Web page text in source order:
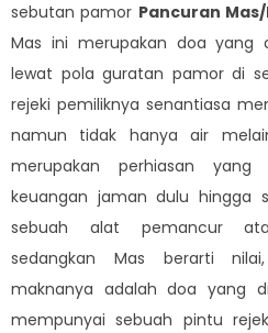
sebutan pamor Pancuran
Mas ini merupakan doa yang
lewat pola guratan pamor di
rejeki pemiliknya senantiasa
namun tidak hanya air
merupakan perhiasan yang
keuangan jaman dulu hingga
sebuah alat pemancur
sedangkan Mas berarti
maknanya adalah doa yang
mempunyai sebuah pintu